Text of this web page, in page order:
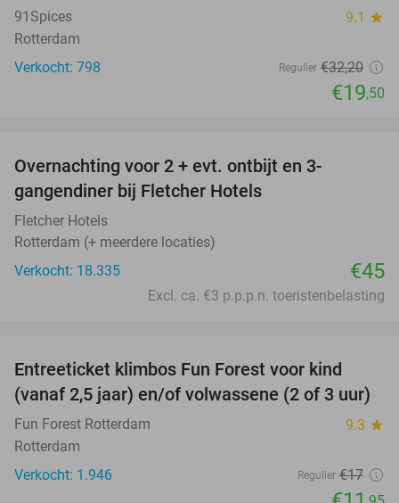
91Spices 9.1 star
Rotterdam
Verkocht: 798
Regulier €32,20
€19,50
Overnachting voor 2 + evt. ontbijt en 3-
gangendiner bij Fletcher Hotels
Fletcher Hotels
Rotterdam (+ meerdere locaties)
Verkocht: 18.335
€45
Excl. ca. €3 p.p.p.n. toeristenbelasting
Entreeticket klimbos Fun Forest voor kind
(vanaf 2,5 jaar) en/of volwassene (2 of 3 uur)
Fun Forest Rotterdam 9.3 star
Rotterdam
Verkocht: 1.946
Regulier €17